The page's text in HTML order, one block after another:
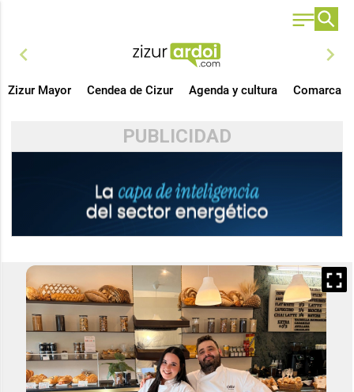
chevron_left chevron_right
Zizur Mayor Cendea de Cizur Agenda y cultura Comarca
PUBLICIDAD